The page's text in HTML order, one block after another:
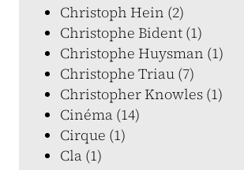
Christoph Hein (2)
Christophe Bident (1)
Christophe Huysman (1)
Christophe Triau (7)
Christopher Knowles (1)
Cinéma (14)
Cirque (1)
Cla (1)